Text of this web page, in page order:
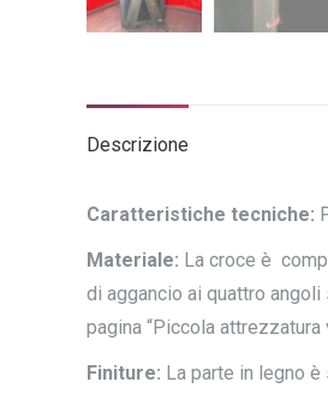
Descrizione
Caratteristiche tecniche:
Materiale: La croce è
di aggancio ai quattro
pagina “Piccola attrezzatura
Finiture: La parte in legno